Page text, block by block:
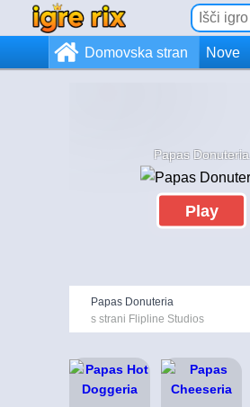
Domovska stran Nove
Papas Donuteria
Play
Papas Donuteria
s strani Flipline Studios